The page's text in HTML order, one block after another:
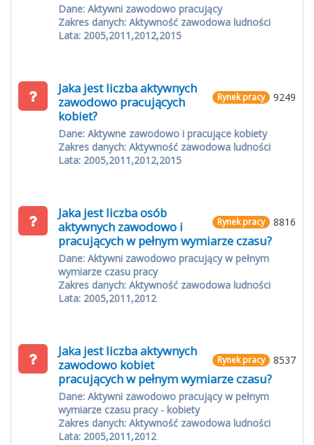
Dane: Aktywni zawodowo pracujący
Zakres danych: Aktywność zawodowa ludności
Lata: 2005,2011,2012,2015
9249
Rynek pracy
Jaka jest liczba aktywnych
zawodowo pracujących
kobiet?
Dane: Aktywne zawodowo i pracujące kobiety
Zakres danych: Aktywność zawodowa ludności
Lata: 2005,2011,2012,2015
8816
Rynek pracy
Jaka jest liczba osób
aktywnych zawodowo i
pracujących w pełnym wymiarze czasu?
Dane: Aktywni zawodowo pracujący w pełnym
wymiarze czasu pracy
Zakres danych: Aktywność zawodowa ludności
Lata: 2005,2011,2012
8537
Rynek pracy
Jaka jest liczba aktywnych
zawodowo kobiet
pracujących w pełnym wymiarze czasu?
Dane: Aktywni zawodowo pracujący w pełnym
wymiarze czasu pracy - kobiety
Zakres danych: Aktywność zawodowa ludności
Lata: 2005,2011,2012